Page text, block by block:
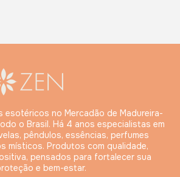
esotéricos no Mercadão de Madureira-
o Brasil. Há 4 anos especialistas em
pêndulos, essências, perfumes
místicos. Produtos com qualidade,
pensados para fortalecer sua
e bem-estar.